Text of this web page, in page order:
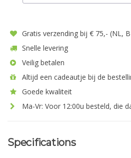
Gratis verzending bij € 75,- (NL,
Snelle levering
Veilig betalen
Altijd een cadeautje bij de
Goede kwaliteit
Ma-Vr: Voor 12:00u besteld, die
Specifications